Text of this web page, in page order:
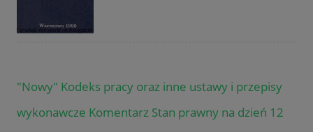
"Nowy" Kodeks pracy oraz inne ustawy i przepisy
wykonawcze Komentarz Stan prawny na dzień 12